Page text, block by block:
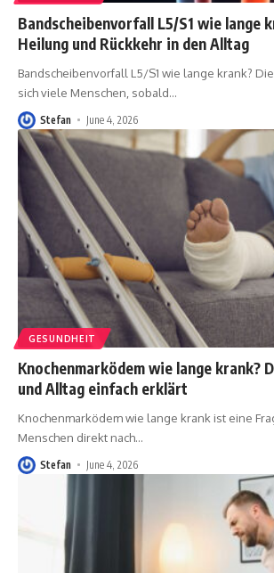
Bandscheibenvorfall L5/S1 wie lange
Heilung und Rückkehr in den Alltag
Bandscheibenvorfall L5/S1 wie lange krank?
sich viele Menschen, sobald…
Stefan June 4, 2026
GESUNDHEIT
Knochenmarködem wie lange krank?
und Alltag einfach erklärt
Knochenmarködem wie lange krank ist eine
Menschen direkt nach…
Stefan June 4, 2026